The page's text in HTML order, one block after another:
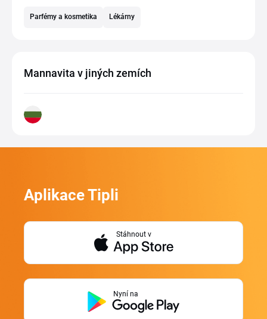
Parfémy a kosmetika Lékárny
Mannavita v jiných zemích
Aplikace Tipli
Stáhnout v
Nyní na